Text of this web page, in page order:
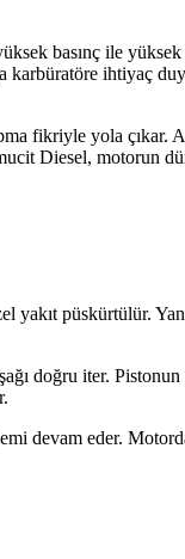
basınç ile
karbüratöre ihtiyaç
fikriyle yola
Diesel, motorun
püskürtülür.
doğru iter.
devam eder.